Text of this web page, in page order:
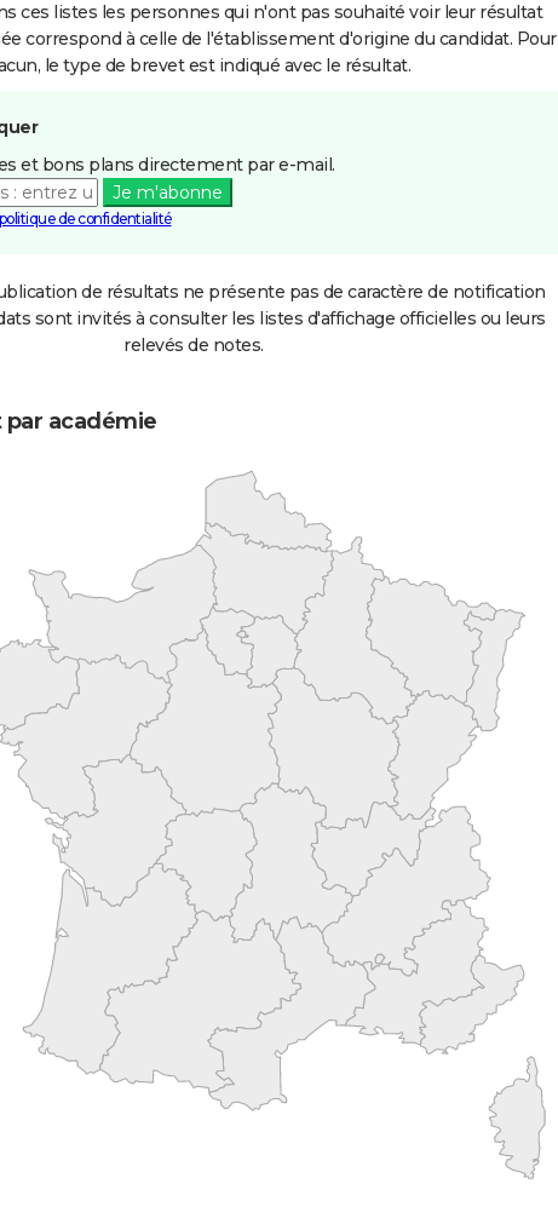
ces listes les personnes qui n'ont pas souhaité voir leur résultat
correspond à celle de l'établissement d'origine du candidat. Pour
le type de brevet est indiqué avec le résultat.
et bons plans directement par e-mail.
Je m'abonne
de confidentialité
de résultats ne présente pas de caractère de notification
sont invités à consulter les listes d'affichage officielles ou leurs
relevés de notes.
académie